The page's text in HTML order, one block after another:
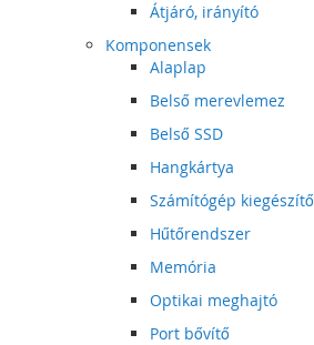
Átjáró, irányító
Komponensek
Alaplap
Belső merevlemez
Belső SSD
Hangkártya
Számítógép kiegészítő
Hűtőrendszer
Memória
Optikai meghajtó
Port bővítő